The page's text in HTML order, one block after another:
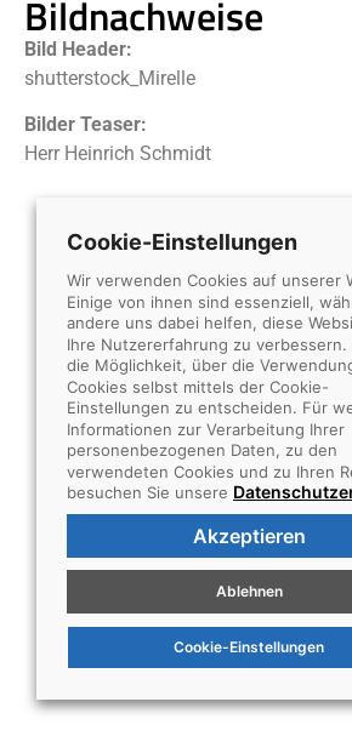
Bildnachweise
Bild Header:
shutterstock_Mirelle
Bilder Teaser:
Herr Heinrich Schmidt
Cookie-Einstellungen
Wir verwenden Cookies auf unserer
Einige von ihnen sind essenziell,
andere uns dabei helfen, diese
Ihre Nutzererfahrung zu verbessern.
die Möglichkeit, über die
Cookies selbst mittels der Cookie-
Einstellungen zu entscheiden. Für
Informationen zur Verarbeitung Ihrer
personenbezogenen Daten, zu den
verwendeten Cookies und zu Ihren
besuchen Sie unsere
Akzeptieren
Ablehnen
Cookie-Einstellungen